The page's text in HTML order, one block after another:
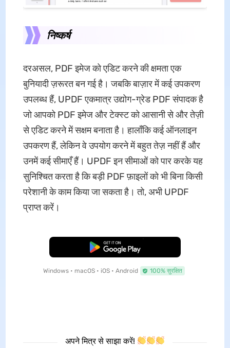
निष्कर्ष
दरअसल, PDF इमेज को एडिट करने की क्षमता एक
बुनियादी ज़रूरत बन गई है। जबकि बाज़ार में कई उपकरण
उपलब्ध हैं, UPDF एकमात्र उद्योग-ग्रेड PDF संपादक है
जो आपको PDF इमेज और टेक्स्ट को आसानी से और तेज़ी
से एडिट करने में सक्षम बनाता है। हालाँकि कई ऑनलाइन
उपकरण हैं, लेकिन वे उपयोग करने में बहुत तेज़ नहीं हैं और
उनमें कई सीमाएँ हैं। UPDF इन सीमाओं को पार करके यह
सुनिश्चित करता है कि बड़ी PDF फ़ाइलों को भी बिना किसी
परेशानी के काम किया जा सकता है। तो, अभी UPDF
प्राप्त करें।
मुफ्त डाउनलोड
Windows • macOS • iOS • Android 100% सुरक्षित
अपने मित्र से साझा करें!